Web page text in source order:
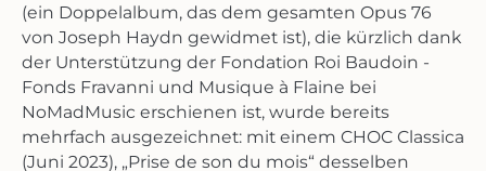
(ein Doppelalbum, das dem gesamten Opus 76
von Joseph Haydn gewidmet ist), die kürzlich dank
der Unterstützung der Fondation Roi Baudoin -
Fonds Fravanni und Musique à Flaine bei
NoMadMusic erschienen ist, wurde bereits
mehrfach ausgezeichnet: mit einem CHOC Classica
(Juni 2023), „Prise de son du mois“ desselben